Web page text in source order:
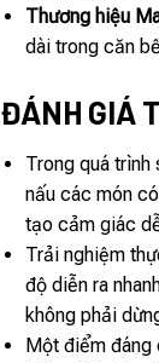
Thương hiệu
dài trong căn
ĐÁNH GIÁ
Trong quá
nấu các món
tạo cảm giác
Trải nghiệm
độ diễn ra
không phải
Một điểm đáng